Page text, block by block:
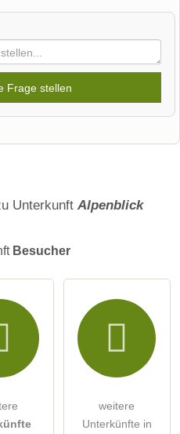
Frage stellen
.
Abbrechen
Unterkunft Alpenblick
Besucher
weitere
Unterkünfte in